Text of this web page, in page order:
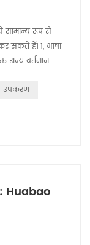
सामान्य रूप से
सकते हैं। 1, भाषा
राज्य वर्तमान
4, ठीक क्लिक
उपकरण
Huabao